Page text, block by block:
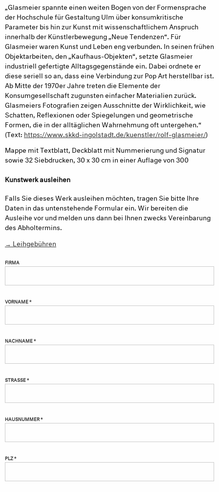
„Glasmeier spannte einen weiten Bogen von der Formensprache
der Hochschule für Gestaltung Ulm über konsumkritische
Parameter bis hin zur Kunst mit wissenschaftlichem Anspruch
innerhalb der Künstlerbewegung „Neue Tendenzen“. Für
Glasmeier waren Kunst und Leben eng verbunden. In seinen frühen
Objektarbeiten, den „Kaufhaus-Objekten“, setzte Glasmeier
industriell gefertigte Alltagsgegenstände ein. Dabei ordnete er
diese seriell so an, dass eine Verbindung zur Pop Art herstellbar ist.
Ab Mitte der 1970er Jahre treten die Elemente der
Konsumgesellschaft zugunsten einfacher Materialien zurück.
Glasmeiers Fotografien zeigen Ausschnitte der Wirklichkeit, wie
Schatten, Reflexionen oder Spiegelungen und geometrische
Formen, die in der alltäglichen Wahrnehmung oft untergehen.“
(Text: https://www.skkd-ingolstadt.de/kuenstler/rolf-glasmeier/)
Mappe mit Textblatt, Deckblatt mit Nummerierung und Signatur
sowie 32 Siebdrucken, 30 x 30 cm in einer Auflage von 300
Kunstwerk ausleihen
Falls Sie dieses Werk ausleihen möchten, tragen Sie bitte Ihre
Daten in das untenstehende Formular ein. Wir bereiten die
Ausleihe vor und melden uns dann bei Ihnen zwecks Vereinbarung
des Abholtermins.
→ Leihgebühren
FIRMA
VORNAME *
NACHNAME *
STRASSE *
HAUSNUMMER *
PLZ *